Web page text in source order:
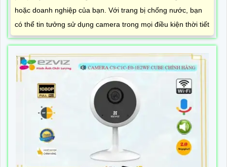
hoặc doanh nghiệp của bạn. Với trang bị chống nước, bạn
có thể tin tưởng sử dụng camera trong mọi điều kiện thời tiết